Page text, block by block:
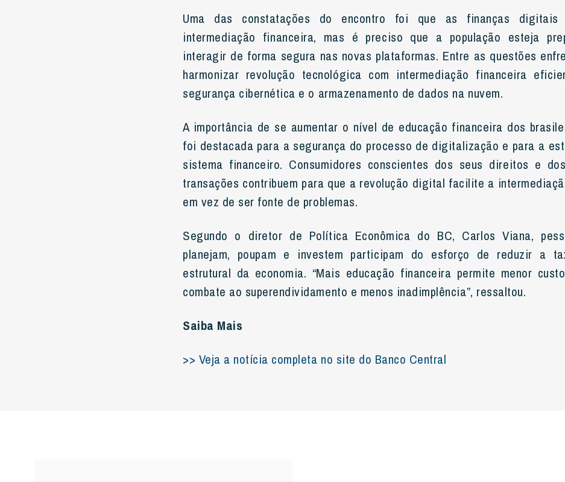
Uma das constatações do encontro foi que as finanças
intermediação financeira, mas é preciso que a população esteja
interagir de forma segura nas novas plataformas. Entre as questões
harmonizar revolução tecnológica com intermediação financeira
segurança cibernética e o armazenamento de dados na nuvem.
A importância de se aumentar o nível de educação financeira dos
foi destacada para a segurança do processo de digitalização e para a
sistema financeiro. Consumidores conscientes dos seus direitos e
transações contribuem para que a revolução digital facilite a
em vez de ser fonte de problemas.
Segundo o diretor de Política Econômica do BC, Carlos Viana,
planejam, poupam e investem participam do esforço de reduzir a
estrutural da economia. “Mais educação financeira permite menor
combate ao superendividamento e menos inadimplência”, ressaltou.
Saiba Mais
>> Veja a notícia completa no site do Banco Central